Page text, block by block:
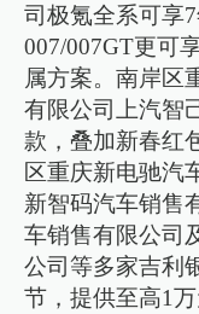
司极氪全系可享
007/007GT更可
属方案。南岸区
有限公司上汽智
款，叠加新春红
区重庆新电驰汽
新智码汽车销售
车销售有限公司
公司等多家吉利
节，提供至高1